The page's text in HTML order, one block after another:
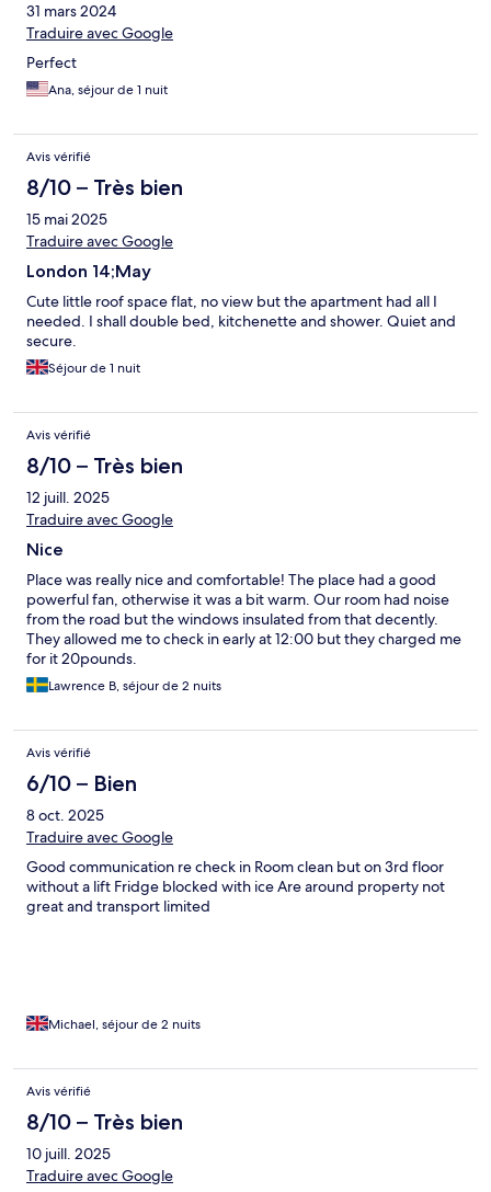
31 mars 2024
Traduire avec Google
Perfect
Ana, séjour de 1 nuit
Avis vérifié
8/10 – Très bien
15 mai 2025
Traduire avec Google
London 14;May
Cute little roof space flat, no view but the apartment had all I
needed. I shall double bed, kitchenette and shower. Quiet and
secure.
Séjour de 1 nuit
Avis vérifié
8/10 – Très bien
12 juill. 2025
Traduire avec Google
Nice
Place was really nice and comfortable! The place had a good
powerful fan, otherwise it was a bit warm. Our room had noise
from the road but the windows insulated from that decently.
They allowed me to check in early at 12:00 but they charged me
for it 20pounds.
Lawrence B, séjour de 2 nuits
Avis vérifié
6/10 – Bien
8 oct. 2025
Traduire avec Google
Good communication re check in Room clean but on 3rd floor
without a lift Fridge blocked with ice Are around property not
great and transport limited
Michael, séjour de 2 nuits
Avis vérifié
8/10 – Très bien
10 juill. 2025
Traduire avec Google